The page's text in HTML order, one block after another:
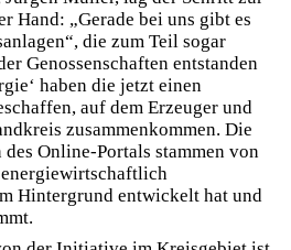
Hand: „Gerade bei uns gibt es
die zum Teil sogar
Genossenschaften entstanden
haben die jetzt einen
auf dem Erzeuger und
zusammenkommen. Die
Online-Portals stammen von
Hintergrund entwickelt hat und